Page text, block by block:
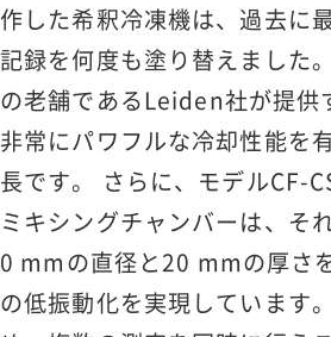
作した希釈冷凍機は、過去に
記録を何度も塗り替えました
の老舗であるLeiden社が提供
非常にパワフルな冷却性能を
長です。 さらに、モデルCF-
ミキシングチャンバーは、そ
0 mmの直径と20 mmの厚さ
の低振動化を実現しています